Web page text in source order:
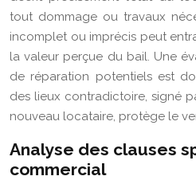
tout dommage ou travaux
incomplet ou imprécis peut
la valeur perçue du bail. Une
de réparation potentiels est
des lieux contradictoire, signé
nouveau locataire, protège le
Analyse des clauses
commercial